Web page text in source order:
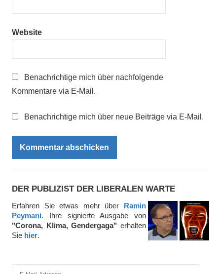
Website
Benachrichtige mich über nachfolgende
Kommentare via E-Mail.
Benachrichtige mich über neue Beiträge via E-Mail.
DER PUBLIZIST DER LIBERALEN WARTE
Erfahren Sie etwas mehr über
Ramin
Peymani. Ihre signierte Ausgabe von
"Corona, Klima, Gendergaga" erhalten
Sie hier.